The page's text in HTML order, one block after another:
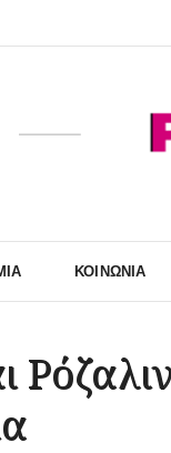
ΚΟΙΝΩΝΊΑ